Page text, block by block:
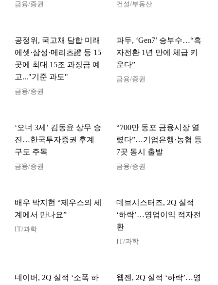
금융/증권 건설/부동산
공정위, 국고채 담합 미래
에셋·삼성·메리츠證 등 15
곳에 최대 15조 과징금 예
고..."기준 과도"
금융/증권
파두, ‘Gen7’ 승부수…“흑
자전환 1년 만에 체급 키
운다”
금융/증권
‘오너 3세’ 김동윤 상무 승
진…한국투자증권 후계
구도 주목
금융/증권
“700만 동포 금융시장 열
렸다”…기업은행·농협 등
7곳 동시 출발
금융/증권
배우 박지현 “제우스의 세
계에서 만나요”
IT/과학
데브시스터즈, 2Q 실적
‘하락’…영업이익 적자전
환
IT/과학
네이버, 2Q 실적 ‘소폭 하
웹젠, 2Q 실적 ‘하락’…영